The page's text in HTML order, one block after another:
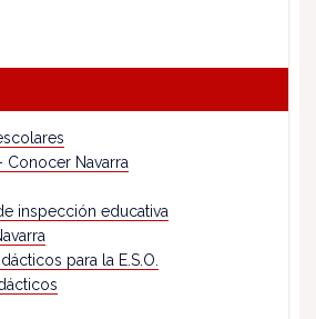
Conocer Navarra
inspección educativa
para la E.S.O.